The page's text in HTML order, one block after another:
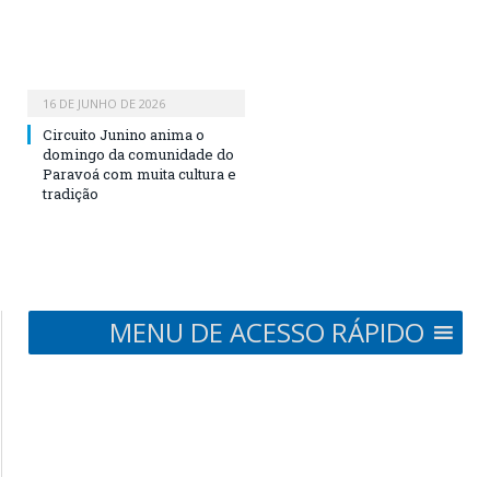
16 DE JUNHO DE 2026
Circuito Junino anima o
domingo da comunidade do
Paravoá com muita cultura e
tradição
MENU DE ACESSO RÁPIDO